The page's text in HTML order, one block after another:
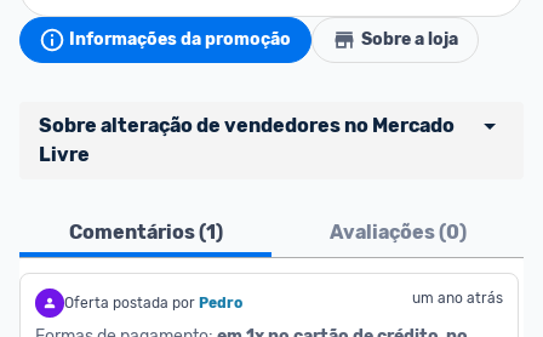
Informações da promoção Sobre a loja
Sobre alteração de vendedores no Mercado
Livre
Vocês já sabem que no Promobit nós fazemos uma
avaliação de todos os sellers e lojas que são
divulgados na plataforma. Em todas as ofertas
vendidas por um marketplace, nós indicamos no
Comentários (1) Avaliações (0)
Oferta postada por Pedro um ano atrás